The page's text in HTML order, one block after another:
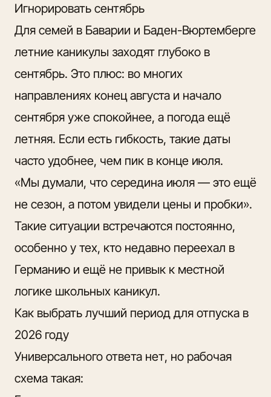
Игнорировать сентябрь
Для семей в Баварии и Баден-Вюртемберге
летние каникулы заходят глубоко в
сентябрь. Это плюс: во многих
направлениях конец августа и начало
сентября уже спокойнее, а погода ещё
летняя. Если есть гибкость, такие даты
часто удобнее, чем пик в конце июля.
«Мы думали, что середина июля — это ещё
не сезон, а потом увидели цены и пробки».
Такие ситуации встречаются постоянно,
особенно у тех, кто недавно переехал в
Германию и ещё не привык к местной
логике школьных каникул.
Как выбрать лучший период для отпуска в
2026 году
Универсального ответа нет, но рабочая
схема такая: